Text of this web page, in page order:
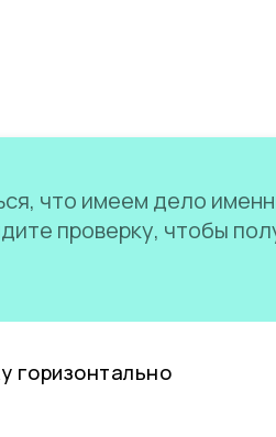
что имеем дело
проверку, чтобы
горизонтально